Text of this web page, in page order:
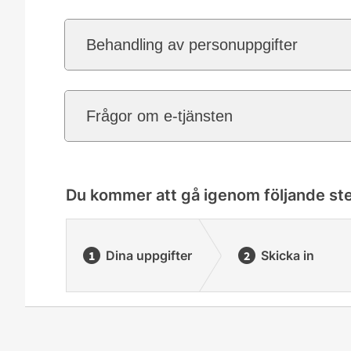
Behandling av personuppgifter
Frågor om e-tjänsten
Du kommer att gå igenom följande
Dina uppgifter Skicka in